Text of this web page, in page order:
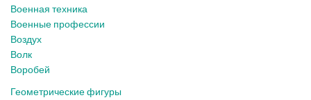
Военная техника
Военные профессии
Воздух
Волк
Воробей
Геометрические фигуры